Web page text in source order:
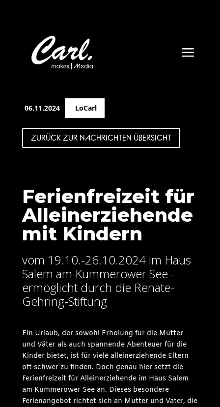
a
06.11.2024 LoCarl
ZURÜCK ZUR NACHRICHTEN ÜBERSICHT
Ferienfreizeit für
Alleinerziehende
mit Kindern
vom 19.10.-26.10.2024 im Haus
Salem am Kummerower See -
ermöglicht durch die Renate-
Gehring-Stiftung
Ein Urlaub, der sowohl Erholung für die Mütter
und Väter als auch spannende Abenteuer für die
Kinder bietet, ist für viele alleinerziehende Eltern
oft schwer zu finden. Doch genau hier setzt die
Ferienfreizeit für Alleinerziehende im Haus Salem
am Kummerower See an. Dieses besondere
Ferienangebot richtet sich an Mütter und Väter, die